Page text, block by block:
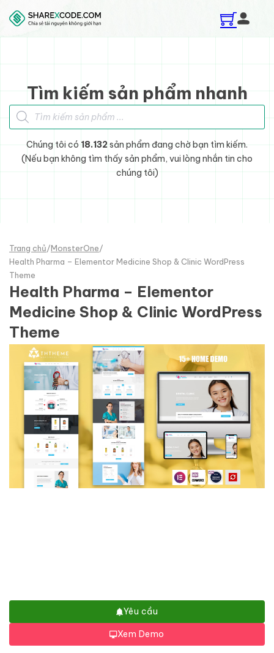
Skip to main content
Skip to footer
Tìm kiếm sản phẩm nhanh
Tìm kiếm sản phẩm
Chúng tôi có 18.132sản phẩm đang chờ bạn tìm kiếm.
(Nếu bạn không tìm thấy sản phẩm, vui lòng nhắn tin cho
chúng tôi)
Trang chủ/MonsterOne/
Health Pharma – Elementor Medicine Shop & Clinic WordPress
Theme
Health Pharma – Elementor
Medicine Shop & Clinic WordPress
Theme
Yêu cầu
Xem Demo